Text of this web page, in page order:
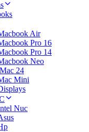
Air
Pro 16
Pro 14
Neo
24
Mini
Nuc